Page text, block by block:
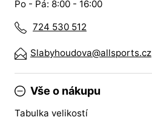
Po - Pá: 8:00 - 16:00
724 530 512
Slabyhoudova@allsports.cz
Vše o nákupu
Tabulka velikostí